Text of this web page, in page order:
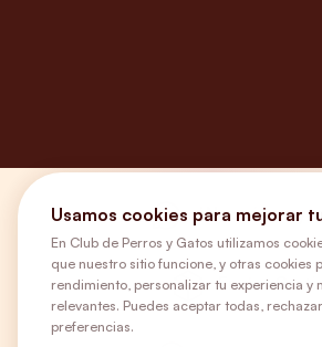
¿Necesitas
Envíos
Usamos cookies para mejorar
En Club de Perros y Gatos utilizamos
que nuestro sitio funcione, y otras cookies
rendimiento, personalizar tu experiencia y
relevantes. Puedes aceptar todas,
preferencias.